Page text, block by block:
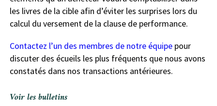
les livres de la cible afin d’éviter les surprises lors du
calcul du versement de la clause de performance.
Contactez l’un des membres de notre équipe pour
discuter des écueils les plus fréquents que nous avons
constatés dans nos transactions antérieures.
Voir les bulletins